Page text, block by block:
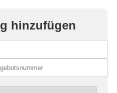
hinzufügen